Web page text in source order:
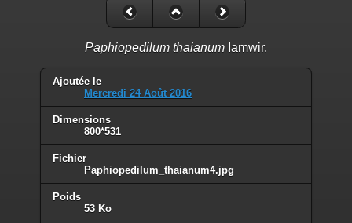
Paphiopedilum thaianum Iamwir.
Ajoutée le
Mercredi 24 Août 2016
Dimensions
800*531
Fichier
Paphiopedilum_thaianum4.jpg
Poids
53 Ko